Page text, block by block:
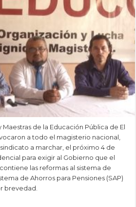
de la Educación Pública de El
a todo el magisterio nacional,
a marchar, el próximo 4 de
para exigir al Gobierno que el
las reformas al sistema de
de Ahorros para Pensiones (SAP)
brevedad.